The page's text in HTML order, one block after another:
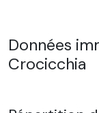
Données
Crocicchia